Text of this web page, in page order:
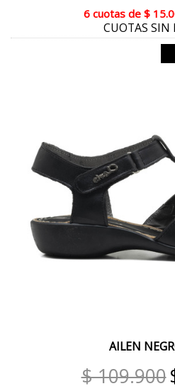
CAOBA
MIEL
ROSA
ORO
DORADO
LIMA
NUDE
6 cuotas de $
CUOTAS SIN
AILEN
$ 109.900